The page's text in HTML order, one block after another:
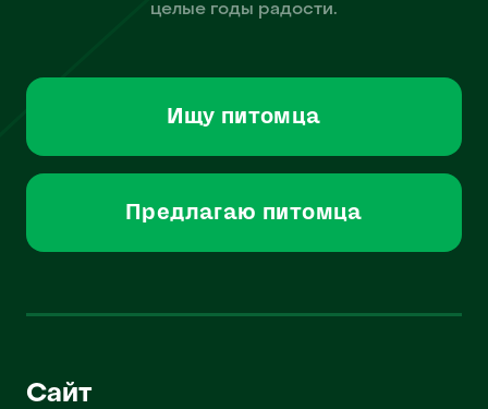
целые годы радости.
Ищу питомца
Предлагаю питомца
Сайт